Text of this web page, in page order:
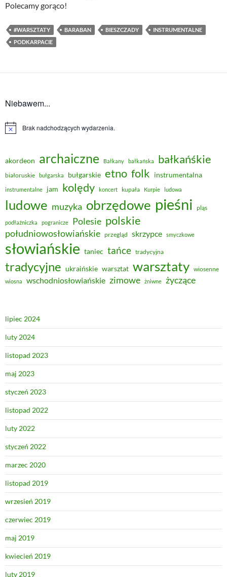
Polecamy gorąco!
#WARSZTATY BARABAN BIESZCZADY
INSTRUMENTALNE
PODKARPACIE
Niebawem...
Powiadomienie
Brak nadchodzących wydarzenia.
akordeon archaiczne Bałkany bałkańska bałkańśkie
białoruskie bułgarska bułgarskie etno folk instrumentalna
instrumentalne jam kolędy koncert kupała Kurpie ludowa
ludowe muzyka obrzędowe pieśni pląs
podłaźniczka pogranicze Polesie polskie
południowosłowiańskie przegląd skrzypce smyczkowe
słowiańskie taniec tańce tradycyjna
tradycyjne ukraińskie warsztat warsztaty wiosenne
wiosna wschodniosłowiańskie zimowe żniwne życzące
lipiec 2024
luty 2024
listopad 2023
maj 2023
styczeń 2023
listopad 2022
luty 2022
styczeń 2022
marzec 2020
listopad 2019
wrzesień 2019
czerwiec 2019
maj 2019
kwiecień 2019
luty 2019